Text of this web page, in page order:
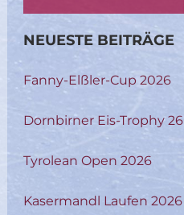
NEUESTE BEITRÄGE
Fanny-Elßler-Cup 2026
Dornbirner Eis-Trophy 26
Tyrolean Open 2026
Kasermandl Laufen 2026